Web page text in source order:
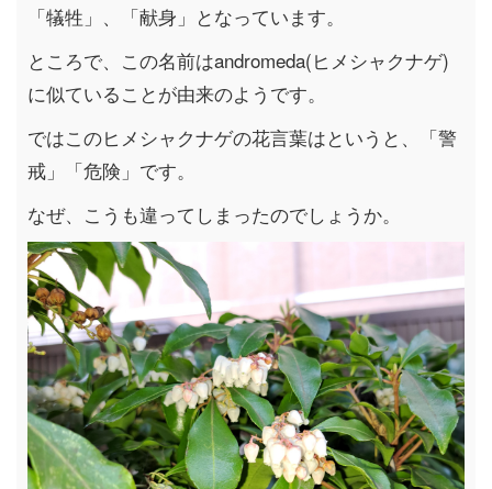
「犠牲」、「献身」となっています。
ところで、この名前はandromeda(ヒメシャクナゲ)
に似ていることが由来のようです。
ではこのヒメシャクナゲの花言葉はというと、「警
戒」「危険」です。
なぜ、こうも違ってしまったのでしょうか。